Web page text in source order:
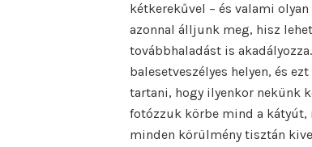
kétkerekűvel – és valami
azonnal álljunk meg, hisz
továbbhaladást is
balesetveszélyes helyen, és
tartani, hogy ilyenkor nekünk
fotózzuk körbe mind a kátyút,
minden körülmény tisztán